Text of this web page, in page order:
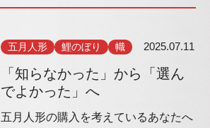
五月人形 鯉のぼり 幟 2025.07.11
「知らなかった」から「選ん
でよかった」へ
五月人形の購入を考えているあなたへ